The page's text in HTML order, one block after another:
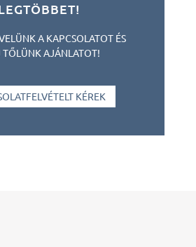
A KAPCSOLATOT ÉS
TŐLÜNK AJÁNLATOT!
KÉREK